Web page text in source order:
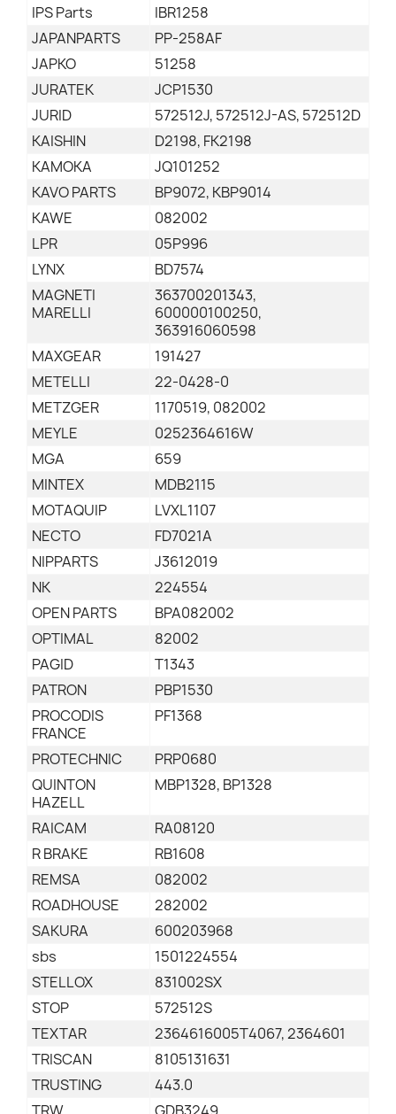
IPS Parts
IBR1258
JAPANPARTS
PP-258AF
JAPKO
51258
JURATEK
JCP1530
JURID
572512J, 572512J-AS, 572512D
KAISHIN
D2198, FK2198
KAMOKA
JQ101252
KAVO PARTS
BP9072, KBP9014
KAWE
082002
LPR
05P996
LYNX
BD7574
MAGNETI
MARELLI
363700201343,
600000100250,
363916060598
MAXGEAR
191427
METELLI
22-0428-0
METZGER
1170519, 082002
MEYLE
0252364616W
MGA
659
MINTEX
MDB2115
MOTAQUIP
LVXL1107
NECTO
FD7021A
NIPPARTS
J3612019
NK
224554
OPEN PARTS
BPA082002
OPTIMAL
82002
PAGID
T1343
PATRON
PBP1530
PROCODIS
FRANCE
PF1368
PROTECHNIC
PRP0680
QUINTON
HAZELL
MBP1328, BP1328
RAICAM
RA08120
R BRAKE
RB1608
REMSA
082002
ROADHOUSE
282002
SAKURA
600203968
sbs
1501224554
STELLOX
831002SX
STOP
572512S
TEXTAR
2364616005T4067, 2364601
TRISCAN
8105131631
TRUSTING
443.0